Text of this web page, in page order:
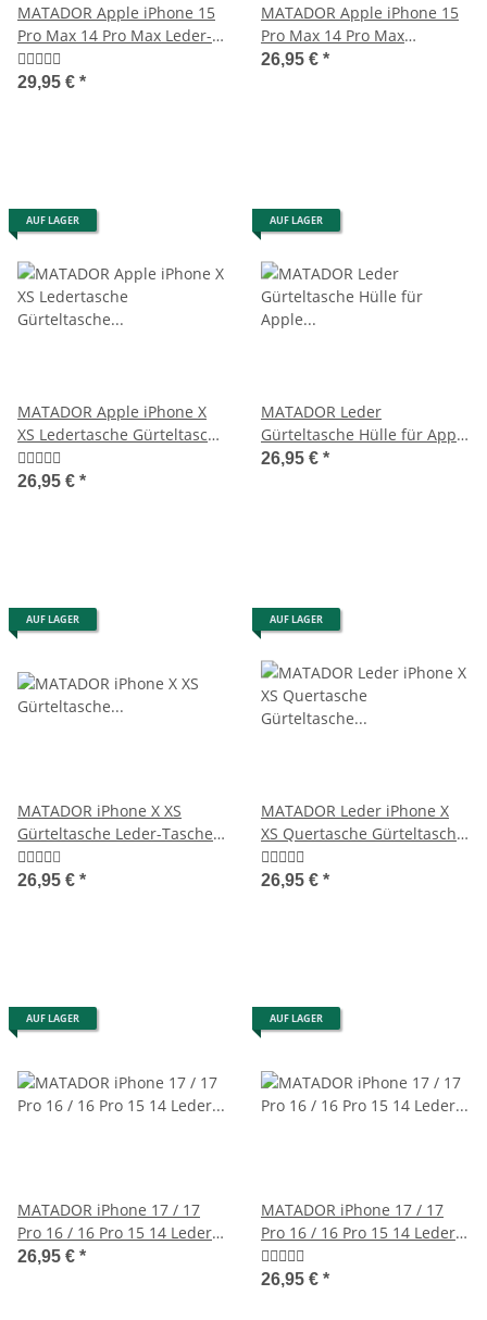
MATADOR Apple iPhone 15
Pro Max 14 Pro Max Leder-
Tasche Schwarz
29,95 € *
MATADOR Apple iPhone 15
Pro Max 14 Pro Max
Ledercase Etui Schwarz
26,95 € *
AUF LAGER
MATADOR Apple iPhone X
XS Ledertasche Gürteltasche
Vintage Braun
26,95 € *
AUF LAGER
MATADOR Leder
Gürteltasche Hülle für Apple
iPhone X XS Schwarz
26,95 € *
AUF LAGER
MATADOR iPhone X XS
Gürteltasche Leder-Tasche-
Hülle Hellbraun
26,95 € *
AUF LAGER
MATADOR Leder iPhone X
XS Quertasche Gürteltasche
Tobacco Braun
26,95 € *
AUF LAGER
MATADOR iPhone 17 / 17
Pro 16 / 16 Pro 15 14 Leder
Gürteltasche Braun
26,95 € *
AUF LAGER
MATADOR iPhone 17 / 17
Pro 16 / 16 Pro 15 14 Leder
Handytasche Braun
26,95 € *